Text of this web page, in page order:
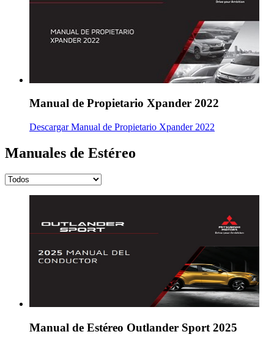
Manual de Propietario Xpander 2022
Descargar Manual de Propietario Xpander 2022
Manuales de Estéreo
Manual de Estéreo Outlander Sport 2025